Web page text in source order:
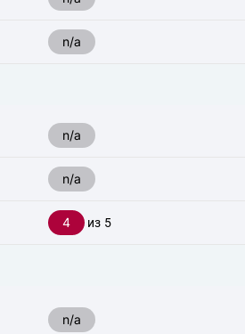
n/a
n/a
n/a
4 из 5
n/a